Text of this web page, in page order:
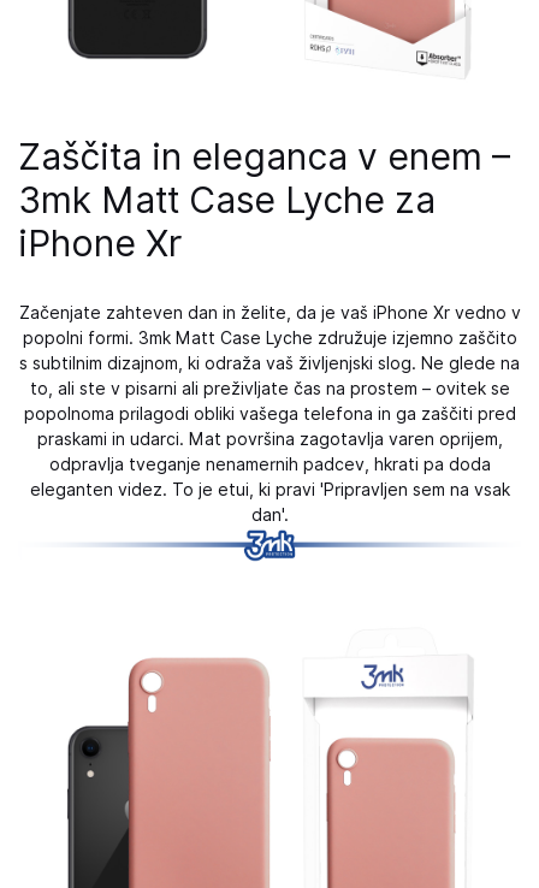
Zaščita in eleganca v enem –
3mk Matt Case Lyche za
iPhone Xr
Začenjate zahteven dan in želite, da je vaš iPhone Xr vedno v
popolni formi. 3mk Matt Case Lyche združuje izjemno zaščito
s subtilnim dizajnom, ki odraža vaš življenjski slog. Ne glede na
to, ali ste v pisarni ali preživljate čas na prostem – ovitek se
popolnoma prilagodi obliki vašega telefona in ga zaščiti pred
praskami in udarci. Mat površina zagotavlja varen oprijem,
odpravlja tveganje nenamernih padcev, hkrati pa doda
eleganten videz. To je etui, ki pravi 'Pripravljen sem na vsak
dan'.